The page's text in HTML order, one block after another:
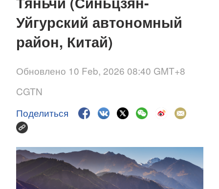
Уйгурский автономный
Обновлено 10 Feb, 2026 08:40 GMT+8
CGTN
Поделиться